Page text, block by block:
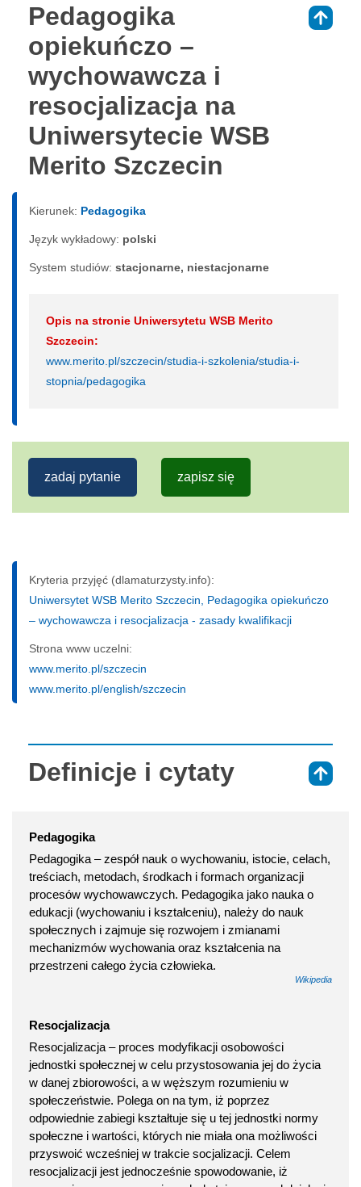
Pedagogika
opiekuńczo –
wychowawcza i
resocjalizacja na
Uniwersytecie WSB
Merito Szczecin
Kierunek: Pedagogika
Język wykładowy: polski
System studiów: sta­cjo­nar­ne, nie­sta­cjo­nar­ne
Opis na stronie Uniwersytetu WSB Merito
Szczecin:
www.merito.pl/szczecin/studia-i-szkolenia/studia-i-
stopnia/pedagogika
zadaj pytanie zapisz się
Kryteria przyjęć (dlamaturzysty.info):
Uniwersytet WSB Merito Szczecin, Pedagogika opiekuńczo
– wychowawcza i resocjalizacja - zasady kwalifikacji
Strona www uczelni:
www.merito.pl/szczecin
www.merito.pl/english/szczecin
Definicje i cytaty
Pedagogika
Pedagogika – zespół nauk o wychowaniu, istocie, celach,
treściach, metodach, środkach i formach organizacji
procesów wychowawczych. Pedagogika jako nauka o
edukacji (wychowaniu i kształceniu), należy do nauk
społecznych i zajmuje się rozwojem i zmianami
mechanizmów wychowania oraz kształcenia na
przestrzeni całego życia człowieka.
Wikipedia
Resocjalizacja
Resocjalizacja – proces modyfikacji osobowości
jednostki społecznej w celu przystosowania jej do życia
w danej zbiorowości, a w węższym rozumieniu w
społeczeństwie. Polega on na tym, iż poprzez
odpowiednie zabiegi kształtuje się u tej jednostki normy
społeczne i wartości, których nie miała ona możliwości
przyswoić wcześniej w trakcie socjalizacji. Celem
resocjalizacji jest jednocześnie spowodowanie, iż